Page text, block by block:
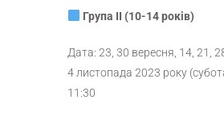
Група II (10-14 років)
Дата: 23, 30 вересня, 14, 21,
4 листопада 2023 року
11:30